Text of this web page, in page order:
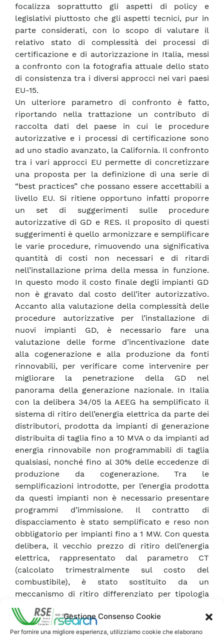
Gestione Consenso Cookie
Per fornire una migliore esperienza, utilizziamo cookie che elaborano
focalizza soprattutto gli aspetti di policy e
legislativi piuttosto che gli aspetti tecnici, pur in
parte considerati, con lo scopo di valutare il
relativo stato di complessità dei processi di
certificazione e di autorizzazione in Italia, messi
a confronto con la fotografia attuale dello stato
di consistenza tra i diversi approcci nei vari paesi
EU-15.
Un ulteriore parametro di confronto è fatto,
riportando nella trattazione un contributo di
raccolta dati del paese in cui le procedure
autorizzative e i processi di certificazione sono
ad uno stadio avanzato, la California. Il confronto
tra i vari approcci EU permette di concretizzare
una proposta per la definizione di una serie di
“best practices” che possano essere accettabili a
livello EU. Si ritiene opportuno infatti proporre
un set di suggerimenti sulle procedure
autorizzative di GD e RES. Il proposito di questi
suggerimenti è quello armonizzare e semplificare
le varie procedure, rimuovendo una significativa
quantità di costi non necessari e di ritardi
nell’installazione prima della messa in funzione.
In questo modo il costo finale degli impianti GD
non è gravato dal costo dell’iter autorizzativo.
Accanto alla valutazione della complessità delle
procedure autorizzative per l’installazione di
nuovi impianti GD, è necessario fare una
valutazione delle forme d’incentivazione date
alla cogenerazione e alla produzione da fonti
rinnovabili, per verificare come intervenire per
migliorare la penetrazione della GD nel
panorama della generazione nazionale. In Italia
con la delibera 34/05 la AEEG ha semplificato il
sistema di ritiro dell’energia elettrica da parte dei
distributori, prodotta da impianti di generazione
distribuita di taglia fino a 10 MVA o da impianti ad
energia rinnovabile non programmabili di taglia
qualsiasi, nonché fino al 30% delle eccedenze di
produzione da cogenerazione. Tra le
semplificazioni introdotte, per l’energia prodotta
da questi impianti non è necessario presentare
programmi d’immissione. Il contratto di
dispacciamento è stato semplificato e reso non
obbligatorio per impianti fino a 1 MW. Con questa
delibera, il vecchio prezzo di ritiro dell’energia
elettrica, rappresentato dal parametro CT
(calcolato trimestralmente sul costo del
combustibile), è stato sostituito da un
meccanismo di ritiro differenziato per tipologia
d’impianto (rinnovabili, rinnovabili <= 1 MW,
cogenerazione, altri) e aggiornato mensilmente
(o annualmente) dagli organismi competenti.